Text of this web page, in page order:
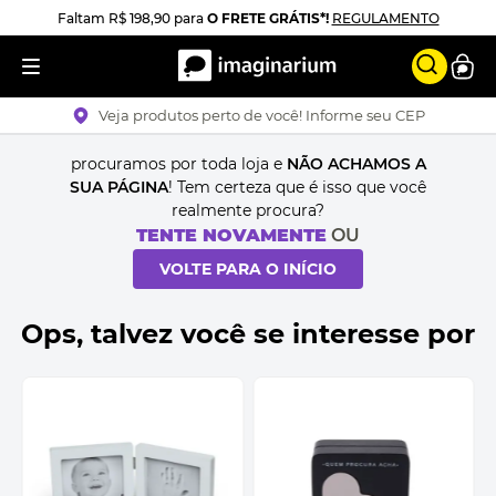
Faltam R$ 198,90paraO FRETE GRÁTIS*! REGULAMENTO
Veja produtos perto de você! Informe seu CEP
procuramos por toda loja e NÃO ACHAMOS A
SUA PÁGINA! Tem certeza que é isso que você
realmente procura?
TENTE NOVAMENTE OU
VOLTE PARA O INÍCIO
Ops, talvez você se interesse por